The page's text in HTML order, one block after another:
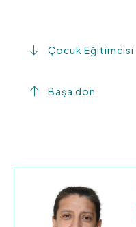
Çocuk Eğitimcisi
Başa dön